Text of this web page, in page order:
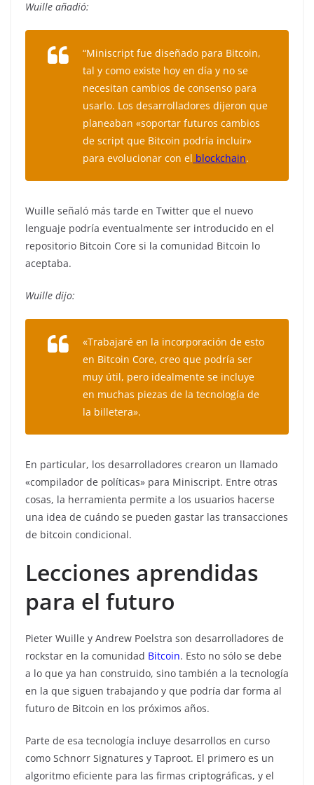
Wuille añadió:
“Miniscript fue diseñado para Bitcoin,
tal y como existe hoy en día y no se
necesitan cambios de consenso para
usarlo. Los desarrolladores dijeron que
planeaban «soportar futuros cambios
de script que Bitcoin podría incluir»
para evolucionar con el blockchain.
Wuille señaló más tarde en Twitter que el nuevo
lenguaje podría eventualmente ser introducido en el
repositorio Bitcoin Core si la comunidad Bitcoin lo
aceptaba.
Wuille dijo:
«Trabajaré en la incorporación de esto
en Bitcoin Core, creo que podría ser
muy útil, pero idealmente se incluye
en muchas piezas de la tecnología de
la billetera».
En particular, los desarrolladores crearon un llamado
«compilador de políticas» para Miniscript. Entre otras
cosas, la herramienta permite a los usuarios hacerse
una idea de cuándo se pueden gastar las transacciones
de bitcoin condicional.
Lecciones aprendidas
para el futuro
Pieter Wuille y Andrew Poelstra son desarrolladores de
rockstar en la comunidad Bitcoin. Esto no sólo se debe
a lo que ya han construido, sino también a la tecnología
en la que siguen trabajando y que podría dar forma al
futuro de Bitcoin en los próximos años.
Parte de esa tecnología incluye desarrollos en curso
como Schnorr Signatures y Taproot. El primero es un
algoritmo eficiente para las firmas criptográficas, y el